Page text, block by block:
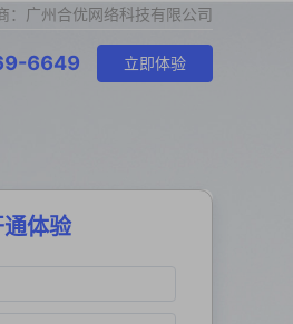
：广州合优网络科技有限公司
6649 立即体验
体验